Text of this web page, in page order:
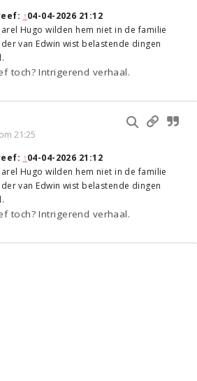
↑04-04-2026 21:12
Hugo wilden hem niet in de familie
van Edwin wist belastende dingen
toch? Intrigerend verhaal.
21:25
↑04-04-2026 21:12
Hugo wilden hem niet in de familie
van Edwin wist belastende dingen
toch? Intrigerend verhaal.